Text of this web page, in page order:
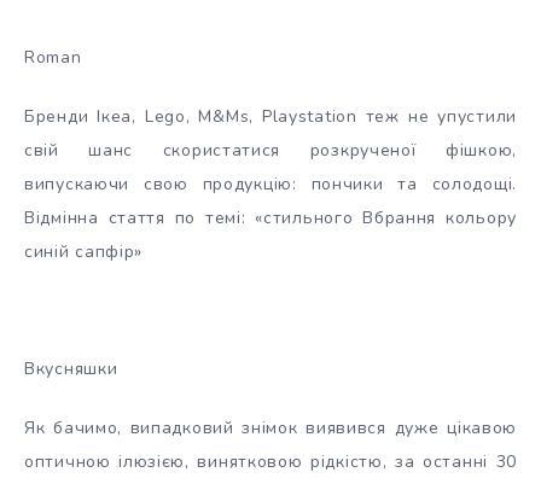
Roman
Бренди Ікеа, Lego, M&Ms, Playstation теж не упустили
свій шанс скористатися розкрученої фішкою,
випускаючи свою продукцію: пончики та солодощі.
Відмінна стаття по темі: «стильного Вбрання кольору
синій сапфір»
Вкусняшки
Як бачимо, випадковий знімок виявився дуже цікавою
оптичною ілюзією, винятковою рідкістю, за останні 30